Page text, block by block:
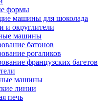
формы
машины для шоколада
и округлители
машины
батонов
рогаликов
французских багетов
машины
линии
печь